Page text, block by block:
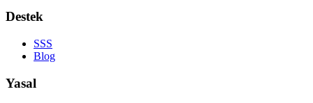
Destek
SSS
Blog
Yasal